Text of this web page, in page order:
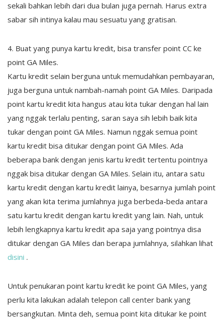
sekali bahkan lebih dari dua bulan juga pernah. Harus extra
sabar sih intinya kalau mau sesuatu yang gratisan.
4. Buat yang punya kartu kredit, bisa transfer point CC ke
point GA Miles.
Kartu kredit selain berguna untuk memudahkan pembayaran,
juga berguna untuk nambah-namah point GA Miles. Daripada
point kartu kredit kita hangus atau kita tukar dengan hal lain
yang nggak terlalu penting, saran saya sih lebih baik kita
tukar dengan point GA Miles. Namun nggak semua point
kartu kredit bisa ditukar dengan point GA Miles. Ada
beberapa bank dengan jenis kartu kredit tertentu pointnya
nggak bisa ditukar dengan GA Miles. Selain itu, antara satu
kartu kredit dengan kartu kredit lainya, besarnya jumlah point
yang akan kita terima jumlahnya juga berbeda-beda antara
satu kartu kredit dengan kartu kredit yang lain. Nah, untuk
lebih lengkapnya kartu kredit apa saja yang pointnya disa
ditukar dengan GA Miles dan berapa jumlahnya, silahkan lihat
disini .
Untuk penukaran point kartu kredit ke point GA Miles, yang
perlu kita lakukan adalah telepon call center bank yang
bersangkutan. Minta deh, semua point kita ditukar ke point